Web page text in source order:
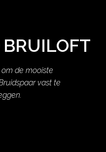
de mooiste
vast te